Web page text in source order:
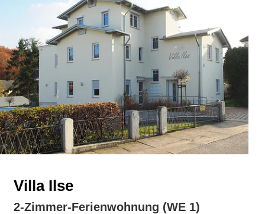
Villa Ilse
2-Zimmer-Ferienwohnung (WE 1)